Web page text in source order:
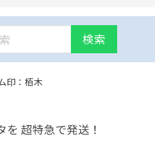
検索
印：栢木
を 超特急で発送！